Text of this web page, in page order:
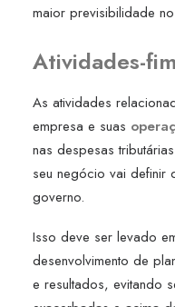
maior previsibilidade
Atividades-fim
As atividades
empresa e suas
nas despesas
seu negócio vai definir
governo.
Isso deve ser levado
desenvolvimento de
e resultados, evitando